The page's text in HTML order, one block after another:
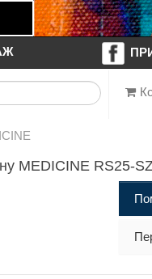
MEDICINE RS25-